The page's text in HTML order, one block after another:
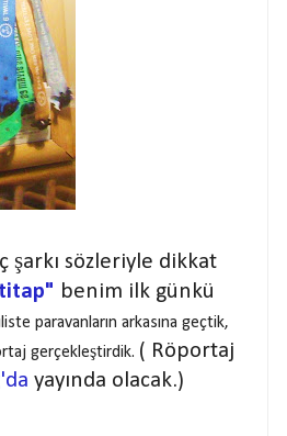
şarkı sözleriyle dikkat
benim ilk günkü
paravanların arkasına geçtik,
gerçekleştirdik. ( Röportaj
yayında olacak.)